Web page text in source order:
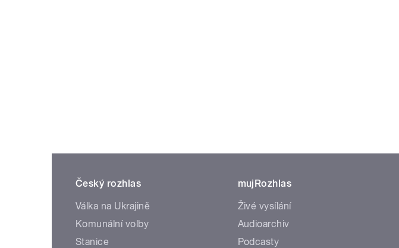
Český rozhlas
Válka na Ukrajině
Komunální volby
Stanice
mujRozhlas
Živé vysílání
Audioarchiv
Podcasty